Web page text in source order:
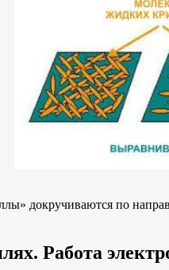
докручиваются по
Работа